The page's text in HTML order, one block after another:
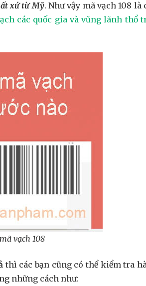
xứ từ Mỹ. Như vậy mã vạch 108 là
các quốc gia và vũng lãnh thổ
vạch 108
thì các bạn cũng có thể kiểm tra
những cách như: